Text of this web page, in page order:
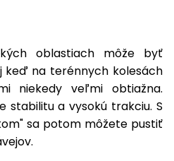
oblastiach môže byť
keď na terénnych kolesách
niekedy veľmi obtiažna.
stabilitu a vysokú trakciu. S
sa potom môžete pustiť